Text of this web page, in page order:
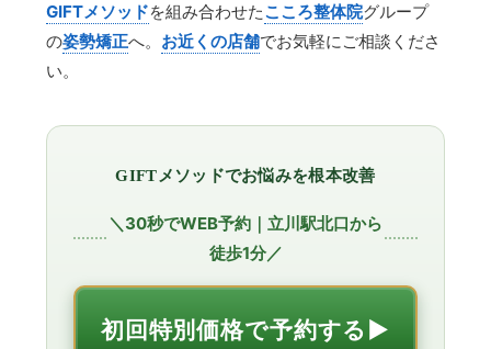
GIFTメソッドを組み合わせたこころ整体院グループ
の姿勢矯正へ。 お近くの店舗でお気軽にご相談くださ
い。
GIFTメソッドでお悩みを根本改善
＼30秒でWEB予約｜立川駅北口から
徒歩1分／
初回特別価格で予約する▶︎